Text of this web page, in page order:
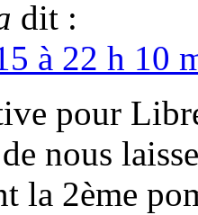
dit :
à 22 h 10
pour
nous
la 2ème